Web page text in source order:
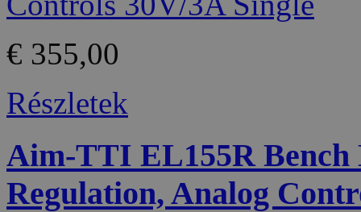
€ 355,00
Részletek
Aim-TTI EL155R Bench
Regulation, Analog